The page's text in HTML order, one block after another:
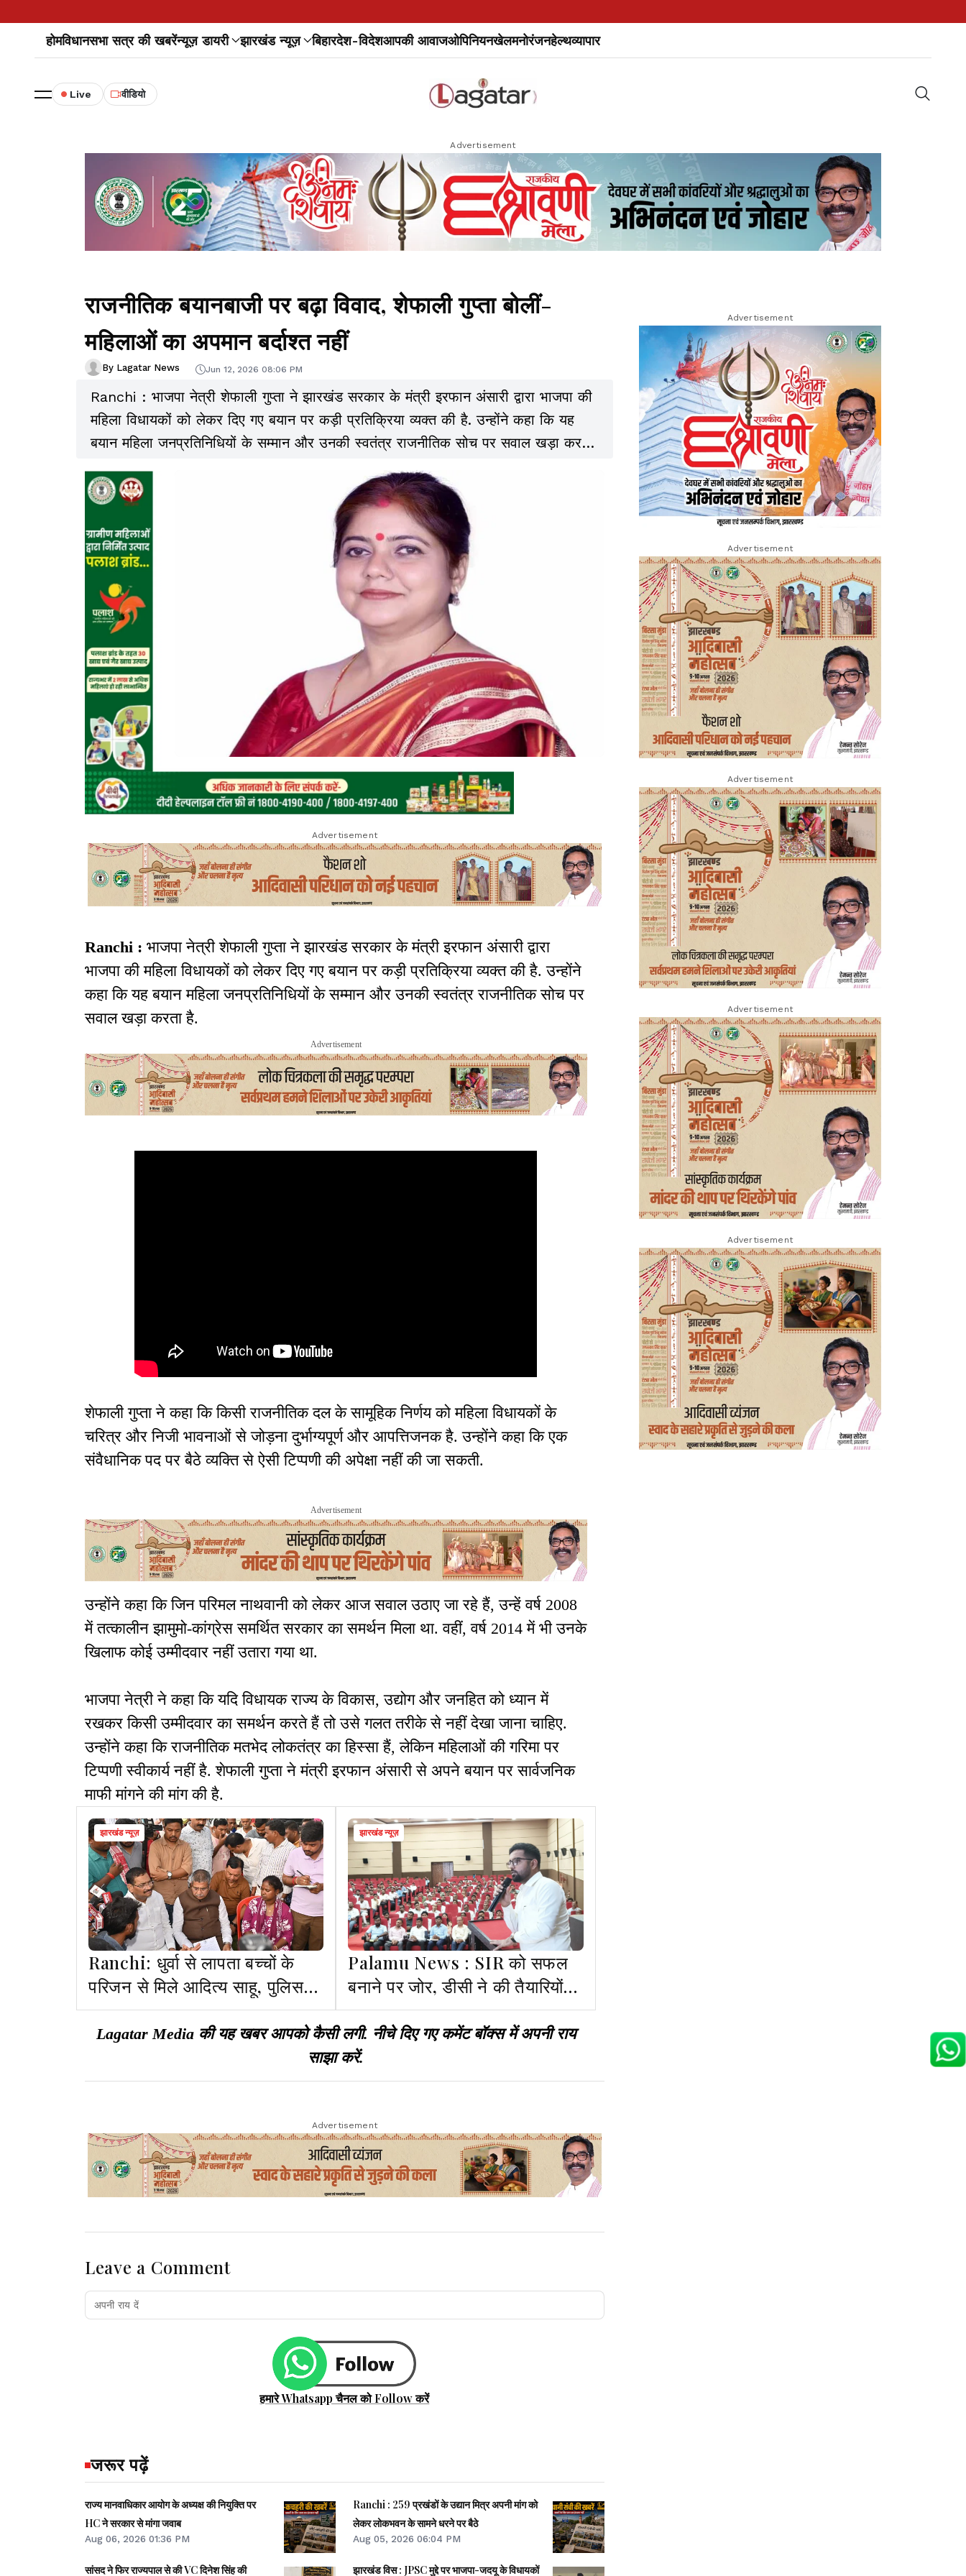
होमविधानसभा सत्र की खबरेंन्यूज़ डायरी झारखंड न्यूज़ बिहारदेश-विदेशआपकी आवाजओपिनियनखेलमनोरंजनहेल्थव्यापार
Live वीडियो
Advertisement
राजनीतिक बयानबाजी पर बढ़ा विवाद, शेफाली गुप्ता बोलीं-
महिलाओं का अपमान बर्दाश्त नहीं
By Lagatar News Jun 12, 2026 08:06 PM
Ranchi : भाजपा नेत्री शेफाली गुप्ता ने झारखंड सरकार के मंत्री इरफान अंसारी द्वारा भाजपा की
महिला विधायकों को लेकर दिए गए बयान पर कड़ी प्रतिक्रिया व्यक्त की है. उन्होंने कहा कि यह
बयान महिला जनप्रतिनिधियों के सम्मान और उनकी स्वतंत्र राजनीतिक सोच पर सवाल खड़ा करता
Advertisement
Ranchi : भाजपा नेत्री शेफाली गुप्ता ने झारखंड सरकार के मंत्री इरफान अंसारी द्वारा
भाजपा की महिला विधायकों को लेकर दिए गए बयान पर कड़ी प्रतिक्रिया व्यक्त की है. उन्होंने
कहा कि यह बयान महिला जनप्रतिनिधियों के सम्मान और उनकी स्वतंत्र राजनीतिक सोच पर
सवाल खड़ा करता है.
Advertisement
शेफाली गुप्ता ने कहा कि किसी राजनीतिक दल के सामूहिक निर्णय को महिला विधायकों के
चरित्र और निजी भावनाओं से जोड़ना दुर्भाग्यपूर्ण और आपत्तिजनक है. उन्होंने कहा कि एक
संवैधानिक पद पर बैठे व्यक्ति से ऐसी टिप्पणी की अपेक्षा नहीं की जा सकती.
Advertisement
उन्होंने कहा कि जिन परिमल नाथवानी को लेकर आज सवाल उठाए जा रहे हैं, उन्हें वर्ष 2008
में तत्कालीन झामुमो-कांग्रेस समर्थित सरकार का समर्थन मिला था. वहीं, वर्ष 2014 में भी उनके
खिलाफ कोई उम्मीदवार नहीं उतारा गया था.
भाजपा नेत्री ने कहा कि यदि विधायक राज्य के विकास, उद्योग और जनहित को ध्यान में
रखकर किसी उम्मीदवार का समर्थन करते हैं तो उसे गलत तरीके से नहीं देखा जाना चाहिए.
उन्होंने कहा कि राजनीतिक मतभेद लोकतंत्र का हिस्सा हैं, लेकिन महिलाओं की गरिमा पर
टिप्पणी स्वीकार्य नहीं है. शेफाली गुप्ता ने मंत्री इरफान अंसारी से अपने बयान पर सार्वजनिक
माफी मांगने की मांग की है.
झारखंड न्यूज़
Ranchi: धुर्वा से लापता बच्चों के
परिजन से मिले आदित्य साहू, पुलिस
की कार्यशैली पर उठाए सवाल
झारखंड न्यूज़
Palamu News : SIR को सफल
बनाने पर जोर, डीसी ने की तैयारियों
की समीक्षा
Lagatar Media की यह खबर आपको कैसी लगी. नीचे दिए गए कमेंट बॉक्स में अपनी राय
साझा करें.
Advertisement
Leave a Comment
हमारे Whatsapp चैनल को Follow करें
जरूर पढ़ें
राज्य मानवाधिकार आयोग के अध्यक्ष की नियुक्ति पर
HC ने सरकार से मांगा जवाब
Aug 06, 2026 01:36 PM
सांसद ने फिर राज्यपाल से की VC दिनेश सिंह की
Ranchi : 259 प्रखंडों के उद्यान मित्र अपनी मांग को
लेकर लोकभवन के सामने धरने पर बैठे
Aug 05, 2026 06:04 PM
झारखंड विस : JPSC मुद्दे पर भाजपा-जदयू के विधायकों
Advertisement
Advertisement
Advertisement
Advertisement
Advertisement